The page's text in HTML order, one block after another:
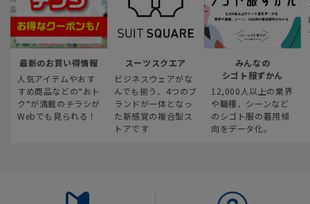
最新のお買い得情報
人気アイテムやおす
すめ商品などの“おト
ク“が満載のチラシが
Webでも見られる！
スーツスクエア
ビジネスウェアがな
んでも揃う、4つのブ
ランドが一体となっ
た新感覚の複合型ス
トアです
みんなの
シゴト服ずかん
12,000人以上の業界
や職種、シーンなど
のシゴト服の着用傾
向をデータ化。